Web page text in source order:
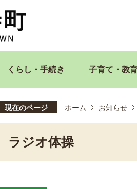
くらし・手続き 子育て・教
現在のページ ホーム お知らせ
ラジオ体操